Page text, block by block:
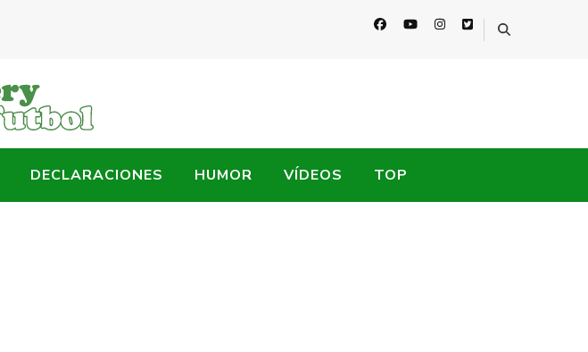
DECLARACIONES HUMOR VÍDEOS TOP